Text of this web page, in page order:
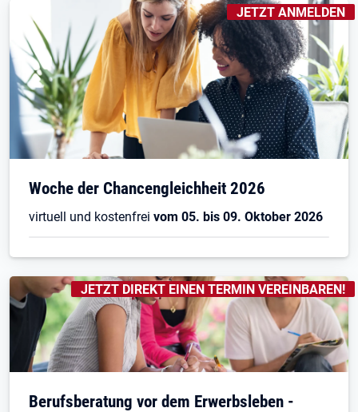
KENNZEICHNUNGEN:
JETZT ANMELDEN
Woche der Chancengleichheit 2026
virtuell und kostenfrei vom 05. bis 09. Oktober 2026
KENNZEICHNUNGEN:
JETZT DIREKT EINEN TERMIN VEREINBAREN!
Berufsberatung vor dem Erwerbsleben -